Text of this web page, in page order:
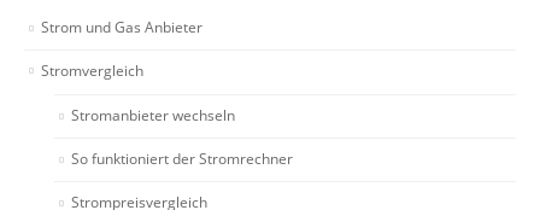
Strom und Gas Anbieter
Stromvergleich
Stromanbieter wechseln
So funktioniert der Stromrechner
Strompreisvergleich